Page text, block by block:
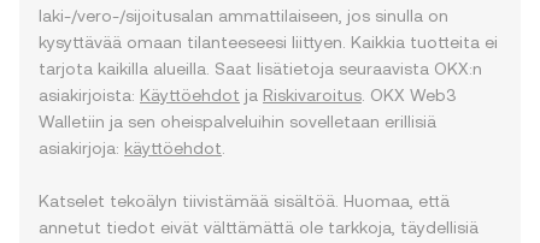
laki-/vero-/sijoitusalan ammattilaiseen, jos sinulla on
kysyttävää omaan tilanteeseesi liittyen. Kaikkia tuotteita ei
tarjota kaikilla alueilla. Saat lisätietoja seuraavista OKX:n
asiakirjoista: Käyttöehdot ja Riskivaroitus . OKX Web3
Walletiin ja sen oheispalveluihin sovelletaan erillisiä
asiakirjoja: käyttöehdot
Katselet tekoälyn tiivistämää sisältöä. Huomaa, että
annetut tiedot eivät välttämättä ole tarkkoja, täydellisiä